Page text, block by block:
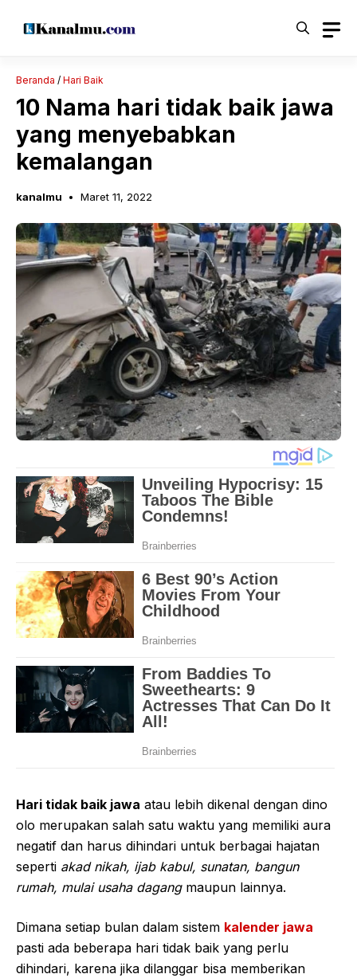
Beranda / Hari Baik
10 Nama hari tidak baik jawa
yang menyebabkan
kemalangan
kanalmu Maret 11, 2022
Hari tidak baik jawa atau lebih dikenal dengan dino
olo merupakan salah satu waktu yang memiliki aura
negatif dan harus dihindari untuk berbagai hajatan
seperti akad nikah, ijab kabul, sunatan, bangun
rumah, mulai usaha dagangmaupun lainnya.
Dimana setiap bulan dalam sistem kalender jawa
pasti ada beberapa hari tidak baik yang perlu
dihindari, karena jika dilanggar bisa memberikan